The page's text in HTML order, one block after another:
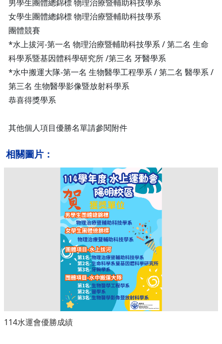
男學生團體總錦標 物理治療暨輔助科技學系
女學生團體總錦標 物理治療暨輔助科技學系
團體競賽
*水上拔河-第一名 物理治療暨輔助科技學系 / 第二名 生命
科學系暨基因體科學研究所 /第三名 牙醫學系
*水中搬運大隊-第一名 生物醫學工程學系 / 第二名 醫學系 /
第三名 生物醫學影像暨放射科學系
恭喜得獎學系
其他個人項目優勝名單請參閱附件
相關圖片：
114水運會優勝成績